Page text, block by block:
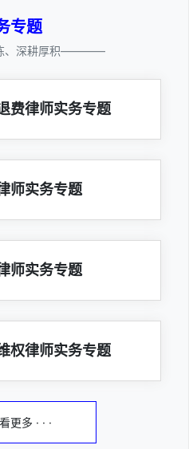
专题
深耕厚积————
费律师实务专题
师实务专题
师实务专题
权律师实务专题
更多 · · ·